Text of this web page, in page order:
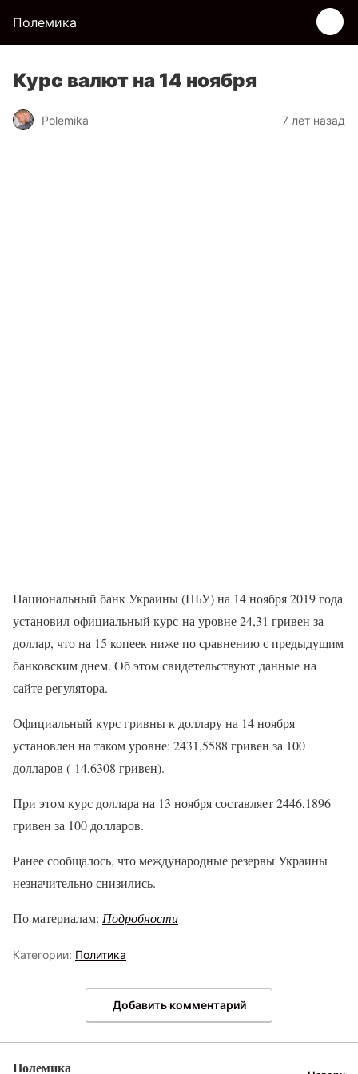
Полемика
Курс валют на 14 ноября
Polemika 7 лет назад
Национальный банк Украины (НБУ) на 14 ноября 2019 года
установил официальный курс на уровне 24,31 гривен за
доллар, что на 15 копеек ниже по сравнению с предыдущим
банковским днем. Об этом свидетельствуют данные на
сайте регулятора.
Официальный курс гривны к доллару на 14 ноября
установлен на таком уровне: 2431,5588 гривен за 100
долларов (-14,6308 гривен).
При этом курс доллара на 13 ноября составляет 2446,1896
гривен за 100 долларов.
Ранее сообщалось, что международные резервы Украины
незначительно снизились.
По материалам: Подробности
Категории: Политика
Добавить комментарий
Полемика